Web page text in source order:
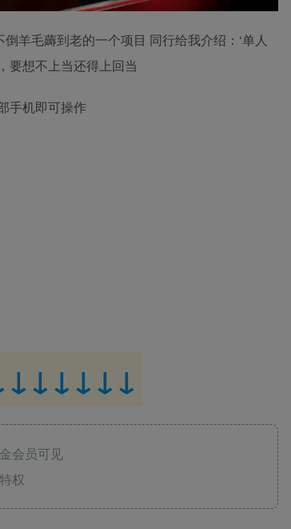
羊毛薅到老的一个项目 同行给我介绍：‘单人
要想不上当还得上回当
手机即可操作
会员可见
权